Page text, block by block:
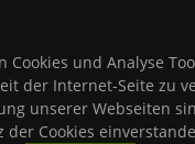
Cookies und Analyse
der Internet-Seite zu
unserer Webseiten
der Cookies